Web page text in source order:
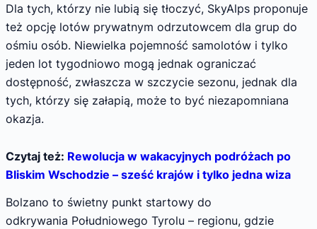
Dla tych, którzy nie lubią się tłoczyć, SkyAlps proponuje
też opcję lotów prywatnym odrzutowcem dla grup do
ośmiu osób. Niewielka pojemność samolotów i tylko
jeden lot tygodniowo mogą jednak ograniczać
dostępność, zwłaszcza w szczycie sezonu, jednak dla
tych, którzy się załapią, może to być niezapomniana
okazja.
Czytaj też: Rewolucja w wakacyjnych podróżach po
Bliskim Wschodzie – sześć krajów i tylko jedna wiza
Bolzano to świetny punkt startowy do
odkrywania Południowego Tyrolu – regionu, gdzie